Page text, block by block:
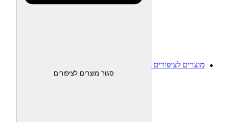
מוצרים לציפורים
סגור מוצרים לציפורים